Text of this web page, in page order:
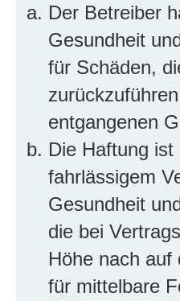
Der Betreiber
Gesundheit
für Schäden,
entgangenen
Die Haftung
fahrlässigem
Gesundheit
die bei
Höhe nach
für mittelbare